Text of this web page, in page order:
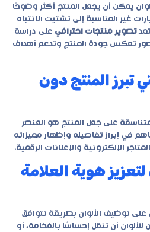
يمكن أن يجعل المنتج أكثر وضوحًا
غير المناسبة إلى تشتيت الانتباه
تصوير منتجات احترافي على دراسة
صور تعكس جودة المنتج وتدعم أهداف
تبرز المنتج دون
على جعل المنتج هو العنصر
في إبراز تفاصيله وإظهار مميزاته
الإلكترونية والإعلانات الرقمية.
هوية العلامة
على توظيف الألوان بطريقة تتوافق
أن تنقل إحساسًا بالفخامة، أو